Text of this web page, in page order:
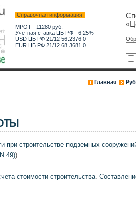
Справочная информация:
МРОТ - 11280 руб.
Учетная ставка ЦБ РФ - 6.25%
USD ЦБ РФ 21/12 56.2376 0
EUR ЦБ РФ 21/12 68.3681 0
Главная
при строительстве подземных
49))
стоимости строительства.